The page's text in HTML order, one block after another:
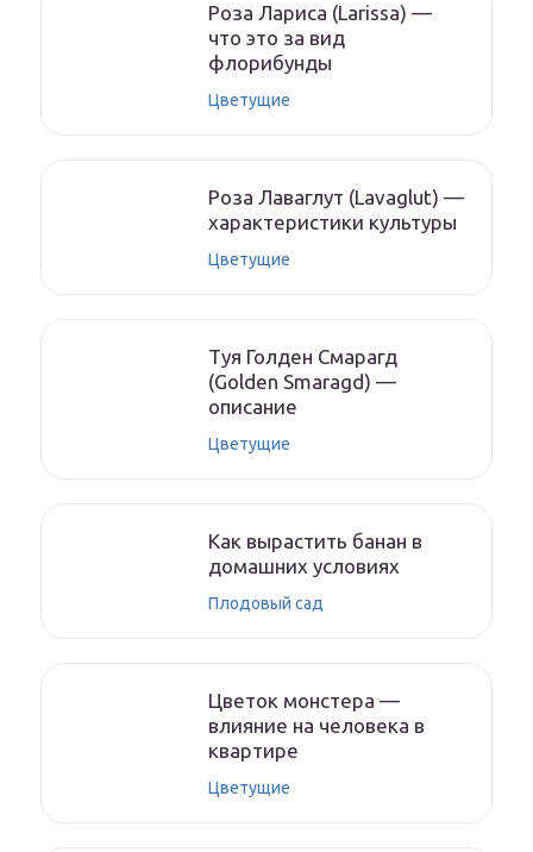
Роза Лариса (Larissa) —
что это за вид
флорибунды
Цветущие
Роза Лаваглут (Lavaglut) —
характеристики культуры
Цветущие
Туя Голден Смарагд
(Golden Smaragd) —
описание
Цветущие
Как вырастить банан в
домашних условиях
Плодовый сад
Цветок монстера —
влияние на человека в
квартире
Цветущие